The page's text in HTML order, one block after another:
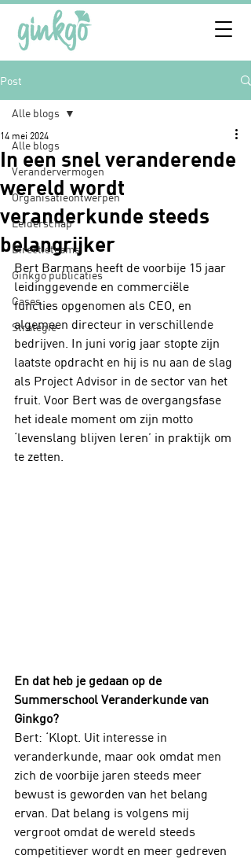
Post
Alle blogs
Verandervermogen
Organisatieontwerpen
Leiderschap
Directieteams
Ginkgo publicaties
Cases
Strategie
Alle blogs
In een snel veranderende
wereld wordt
veranderkunde steeds
belangrijker
14 mei 2024
Bert Barmans heeft de voorbije 15 jaar
leidinggevende en commerciële
functies opgenomen als CEO, en
algemeen directeur in verschillende
bedrijven. In juni vorig jaar stopte zijn
laatste opdracht en hij is nu aan de slag
als Project Advisor in de sector van het
fruit. Voor Bert was de overgangsfase
het ideale moment om zijn motto
‘levenslang blijven leren’ in praktijk om
te zetten.
En dat heb je gedaan op de
Summerschool Veranderkunde van
Ginkgo?
Bert: ‘Klopt. Uit interesse in
veranderkunde, maar ook omdat men
zich de voorbije jaren steeds meer
bewust is geworden van het belang
ervan. Dat belang is volgens mij
vergroot omdat de wereld steeds
competitiever wordt en meer gedreven